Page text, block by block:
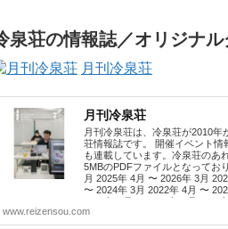
泉荘の情報誌／オリジナル
月刊冷泉荘
月刊冷泉荘
月刊冷泉荘は、冷泉荘が2010
荘情報誌です。 開催イベント情
も連載しています。冷泉荘のあ
5MBのPDFファイルとなってお
月 2025年 4月 〜 2026年 3月
〜 2024年 3月 2022年 4月 〜
2020年 4月 〜 2021年 3月 2019
2019年 3月 2017年 4月 〜 2018
2015年 4月 〜 2016年 3月 2014
www.reizensou.com